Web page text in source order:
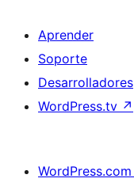
Aprender
Soporte
Desarrolladores
WordPress.tv ↗
WordPress.com